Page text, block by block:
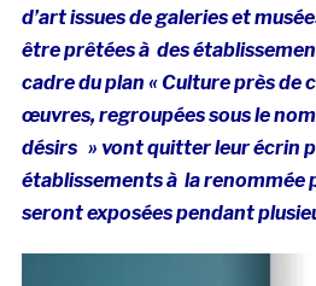
d’art issues de galeries et
être prêtées à des
cadre du plan « Culture près de
œuvres, regroupées sous le
désirs » vont quitter leur écrin
établissements à la renommée
seront exposées pendant